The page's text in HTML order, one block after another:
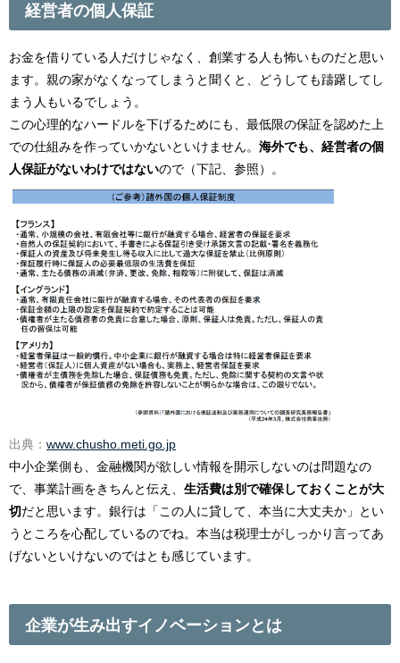
経営者の個人保証
お金を借りている人だけじゃなく、創業する人も怖いものだと思い
ます。親の家がなくなってしまうと聞くと、どうしても躊躇してし
まう人もいるでしょう。
この心理的なハードルを下げるためにも、最低限の保証を認めた上
での仕組みを作っていかないといけません。 海外でも、経営者の個
人保証がないわけではないので（下記、参照）。
出典： www.chusho.meti.go.jp
中小企業側も、金融機関が欲しい情報を開示しないのは問題なの
で、事業計画をきちんと伝え、 生活費は別で確保しておくことが大
切 だと思います。銀行は「この人に貸して、本当に大丈夫か」とい
うところを心配しているのでね。本当は税理士がしっかり言ってあ
げないといけないのではとも感じています。
企業が生み出すイノベーションとは